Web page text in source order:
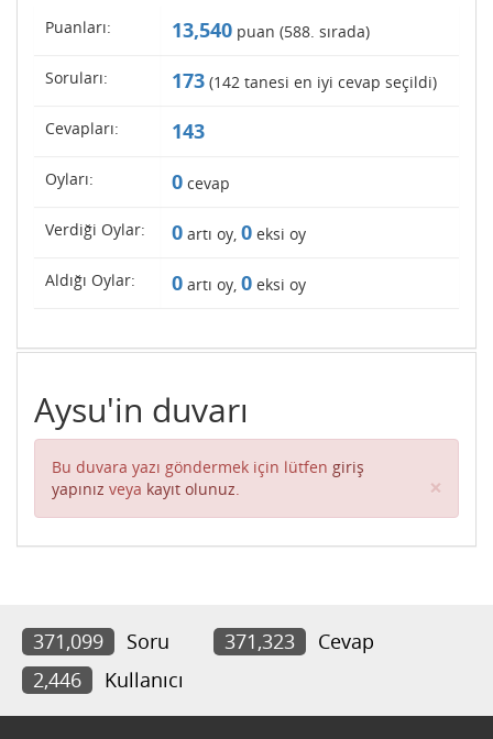
Puanları: 13,540 puan (588. sırada)
Soruları: 173 (142 tanesi en iyi cevap seçildi)
Cevapları: 143
Oyları: 0 cevap
Verdiği Oylar: 0 artı oy, 0 eksi oy
Aldığı Oylar: 0 artı oy, 0 eksi oy
Aysu'in duvarı
Bu duvara yazı göndermek için lütfen giriş
yapınız veya kayıt olunuz. ×
371,099 Soru 371,323
Cevap
2,446
Kullanıcı